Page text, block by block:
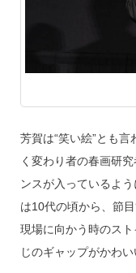
芳賀は“笑い絵”とも
く変わり者の春画研
ンスが入っているよ
は10代の頃から、節
現場に向かう時のス
じのギャップがかわ